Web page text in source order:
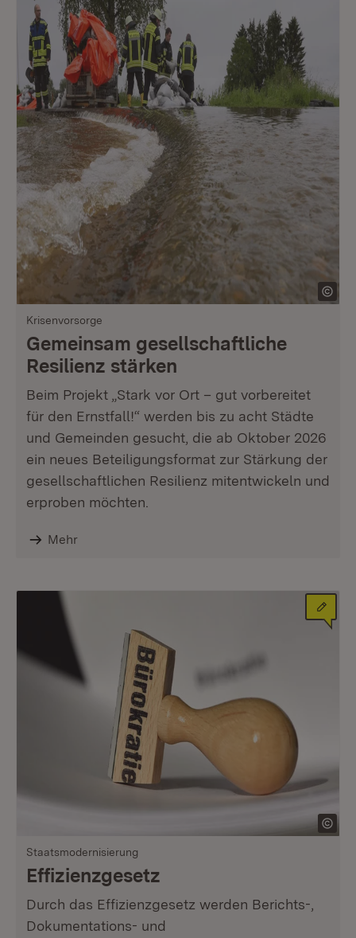
Krisenvorsorge
Gemeinsam gesellschaftliche
Resilienz stärken
Beim Projekt „Stark vor Ort – gut vorbereitet
für den Ernstfall!“ werden bis zu acht Städte
und Gemeinden gesucht, die ab Oktober 2026
ein neues Beteiligungsformat zur Stärkung der
gesellschaftlichen Resilienz mitentwickeln und
erproben möchten.
Mehr
Staatsmodernisierung
Effizienzgesetz
Durch das Effizienzgesetz werden Berichts-,
Dokumentations- und